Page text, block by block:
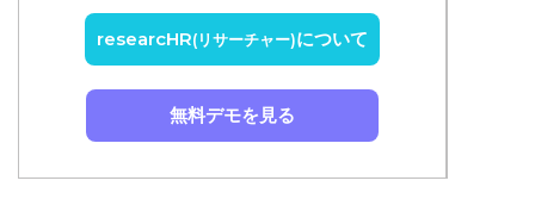
researcHR(リサーチャー)について
無料デモを見る